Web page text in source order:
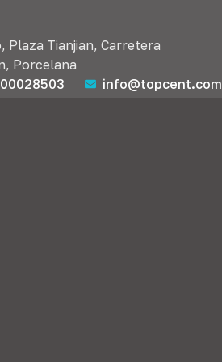
Plaza Tianjian, Carretera
Porcelana
info@topcent.com